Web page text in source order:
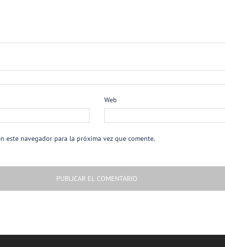
Web
este navegador para la próxima vez que comente.